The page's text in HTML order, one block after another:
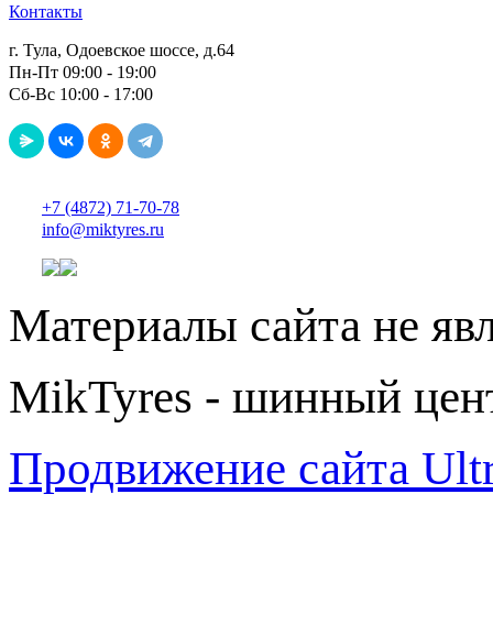
Контакты
г. Тула, Одоевское шоссе, д.64
Пн-Пт 09:00 - 19:00
Сб-Вс 10:00 - 17:00
+7 (4872) 71-70-78
info@miktyres.ru
Материалы сайта не
MikTyres - шинный
Продвижение сайта